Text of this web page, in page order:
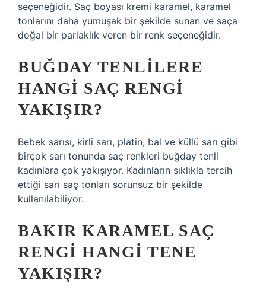
seçeneğidir. Saç boyası kremi karamel, karamel
tonlarını daha yumuşak bir şekilde sunan ve saça
doğal bir parlaklık veren bir renk seçeneğidir.
BUĞDAY TENLILERE
HANGI SAÇ RENGI
YAKIŞIR?
Bebek sarısı, kirli sarı, platin, bal ve küllü sarı gibi
birçok sarı tonunda saç renkleri buğday tenli
kadınlara çok yakışıyor. Kadınların sıklıkla tercih
ettiği sarı saç tonları sorunsuz bir şekilde
kullanılabiliyor.
BAKIR KARAMEL SAÇ
RENGI HANGI TENE
YAKIŞIR?